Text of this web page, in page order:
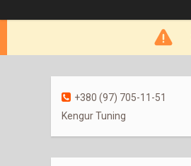
+380 (97) 705-11-51
Kengur Tuning